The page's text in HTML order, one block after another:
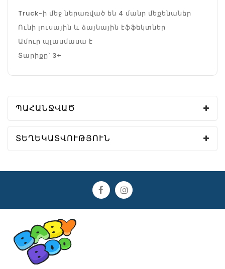
Truck-ի մեջ ներառված են 4 մանր մեքենաներ
Ունի լուսային և ձայնային էֆֆեկտներ
Ամուր պլասմասա է
Տարիքը՝ 3+
ՊԱՀԱՆՋՎԱԾ
ՏԵՂԵԿԱՏՎՈՒԹՅՈՒՆ